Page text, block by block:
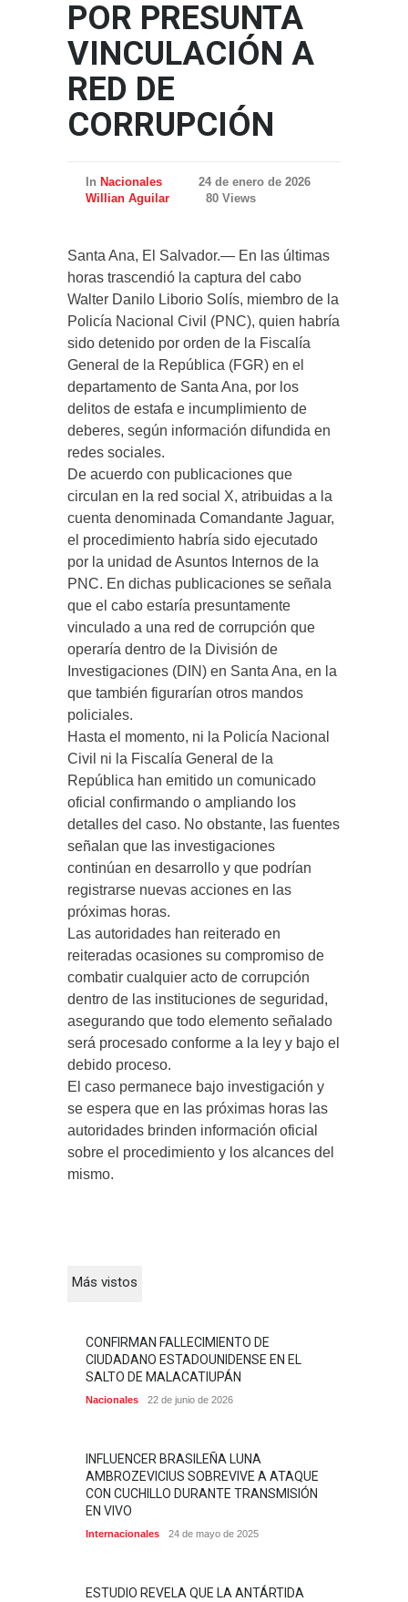
POR PRESUNTA
VINCULACIÓN A
RED DE
CORRUPCIÓN
In Nacionales
24 de enero de 2026
Willian Aguilar
80 Views
Santa Ana, El Salvador.— En las últimas
horas trascendió la captura del cabo
Walter Danilo Liborio Solís, miembro de la
Policía Nacional Civil (PNC), quien habría
sido detenido por orden de la Fiscalía
General de la República (FGR) en el
departamento de Santa Ana, por los
delitos de estafa e incumplimiento de
deberes, según información difundida en
redes sociales.
De acuerdo con publicaciones que
circulan en la red social X, atribuidas a la
cuenta denominada Comandante Jaguar,
el procedimiento habría sido ejecutado
por la unidad de Asuntos Internos de la
PNC. En dichas publicaciones se señala
que el cabo estaría presuntamente
vinculado a una red de corrupción que
operaría dentro de la División de
Investigaciones (DIN) en Santa Ana, en la
que también figurarían otros mandos
policiales.
Hasta el momento, ni la Policía Nacional
Civil ni la Fiscalía General de la
República han emitido un comunicado
oficial confirmando o ampliando los
detalles del caso. No obstante, las fuentes
señalan que las investigaciones
continúan en desarrollo y que podrían
registrarse nuevas acciones en las
próximas horas.
Las autoridades han reiterado en
reiteradas ocasiones su compromiso de
combatir cualquier acto de corrupción
dentro de las instituciones de seguridad,
asegurando que todo elemento señalado
será procesado conforme a la ley y bajo el
debido proceso.
El caso permanece bajo investigación y
se espera que en las próximas horas las
autoridades brinden información oficial
sobre el procedimiento y los alcances del
mismo.
Más vistos
CONFIRMAN FALLECIMIENTO DE
CIUDADANO ESTADOUNIDENSE EN EL
SALTO DE MALACATIUPÁN
Nacionales 22 de junio de 2026
INFLUENCER BRASILEÑA LUNA
AMBROZEVICIUS SOBREVIVE A ATAQUE
CON CUCHILLO DURANTE TRANSMISIÓN
EN VIVO
Internacionales 24 de mayo de 2025
ESTUDIO REVELA QUE LA ANTÁRTIDA